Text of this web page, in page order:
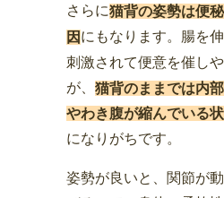
さらに猫背の姿勢は便
因 にもなります。腸を
刺激されて便意を催し
が、 猫背のままでは内
やわき腹が縮んでいる
になりがちです。
姿勢が良いと、関節が